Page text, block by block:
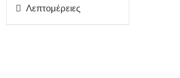
Λεπτομέρειες